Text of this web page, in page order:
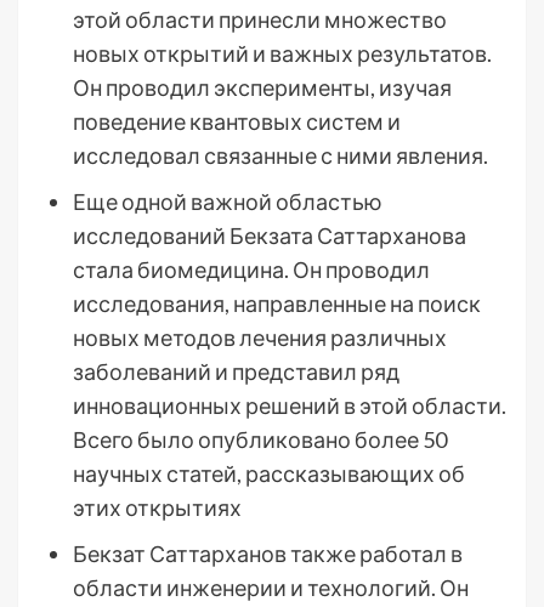
этой области принесли множество
новых открытий и важных результатов.
Он проводил эксперименты, изучая
поведение квантовых систем и
исследовал связанные с ними явления.
Еще одной важной областью
исследований Бекзата Саттарханова
стала биомедицина. Он проводил
исследования, направленные на поиск
новых методов лечения различных
заболеваний и представил ряд
инновационных решений в этой области.
Всего было опубликовано более 50
научных статей, рассказывающих об
этих открытиях
Бекзат Саттарханов также работал в
области инженерии и технологий. Он